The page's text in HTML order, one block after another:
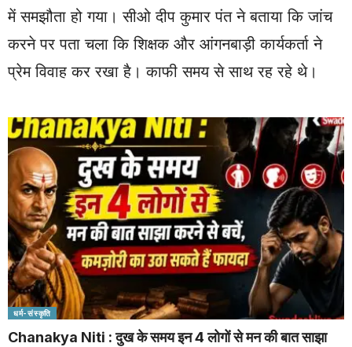
में समझौता हो गया। सीओ दीप कुमार पंत ने बताया कि जांच
करने पर पता चला कि शिक्षक और आंगनबाड़ी कार्यकर्ता ने
प्रेम विवाह कर रखा है। काफी समय से साथ रह रहे थे।
धर्म-संस्कृति
Chanakya Niti : दुख के समय इन 4 लोगों से मन की बात साझा